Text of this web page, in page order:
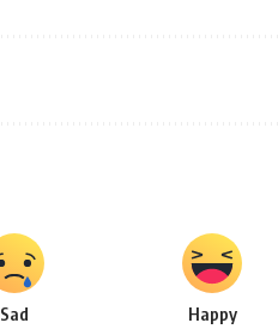
Sad Happy